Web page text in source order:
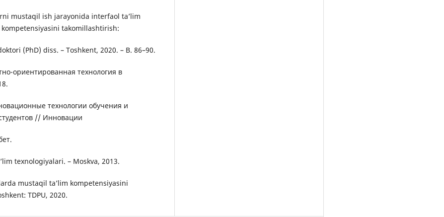
mustaqil ish jarayonida interfaol ta’lim
takomillashtirish:
(PhD) diss. – Toshkent, 2020. – B. 86–90.
ориентированная технология в
технологии обучения и
// Инновации
texnologiyalari. – Moskva, 2013.
mustaqil ta’lim kompetensiyasini
TDPU, 2020.